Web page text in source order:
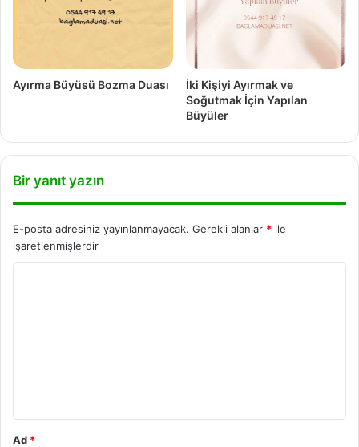
Ayırma Büyüsü Bozma Duası
İki Kişiyi Ayırmak ve
Soğutmak İçin Yapılan
Büyüler
Bir yanıt yazın
E-posta adresiniz yayınlanmayacak. Gerekli alanlar * ile
işaretlenmişlerdir
Ad *